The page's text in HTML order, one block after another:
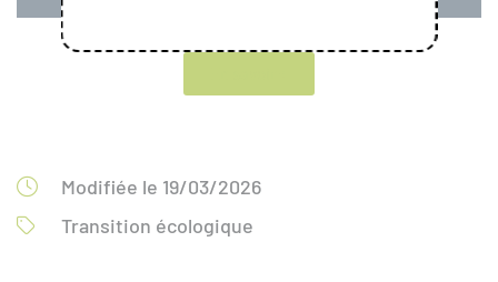
Modifiée le 19/03/2026
Transition écologique